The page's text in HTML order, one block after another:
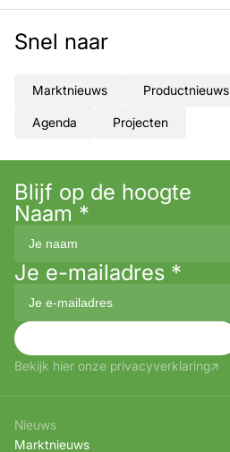
Snel naar
Marktnieuws Productnieuws
Agenda Projecten
Blijf op de hoogte
Naam *
Je e-mailadres *
Bekijk hier onze privacyverklaring
Nieuws
Marktnieuws